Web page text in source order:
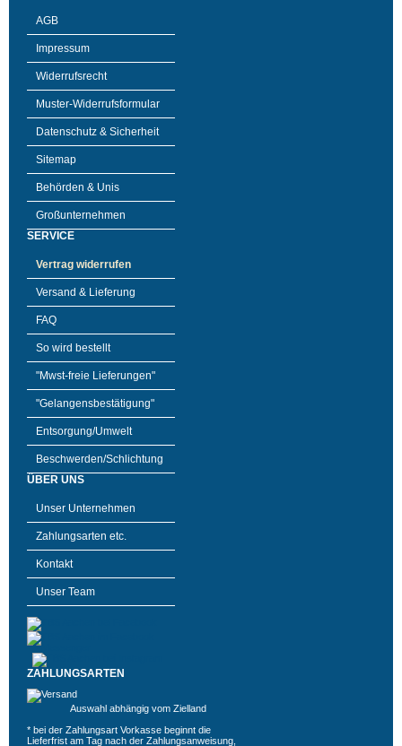
AGB
Impressum
Widerrufsrecht
Muster-Widerrufsformular
Datenschutz & Sicherheit
Sitemap
Behörden & Unis
Großunternehmen
SERVICE
Vertrag widerrufen
Versand & Lieferung
FAQ
So wird bestellt
"Mwst-freie Lieferungen"
"Gelangensbestätigung"
Entsorgung/Umwelt
Beschwerden/Schlichtung
ÜBER UNS
Unser Unternehmen
Zahlungsarten etc.
Kontakt
Unser Team
ZAHLUNGSARTEN
Auswahl abhängig vom Zielland
* bei der Zahlungsart Vorkasse beginnt die
Lieferfrist am Tag nach der Zahlungsanweisung,